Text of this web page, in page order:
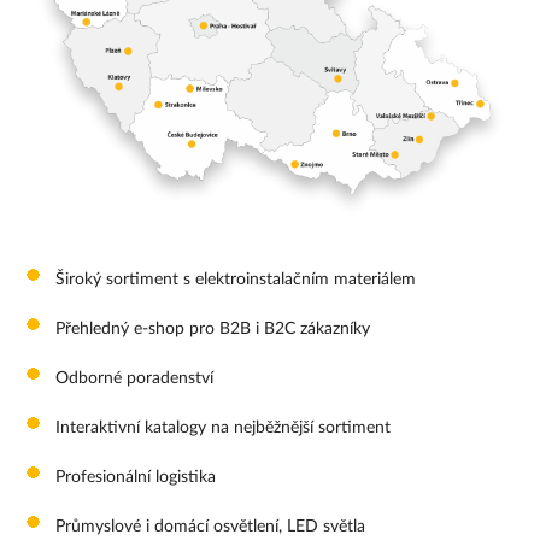
Široký sortiment s elektroinstalačním materiálem
Přehledný e-shop pro B2B i B2C zákazníky
Odborné poradenství
Interaktivní katalogy na nejběžnější sortiment
Profesionální logistika
Průmyslové i domácí osvětlení, LED světla